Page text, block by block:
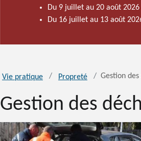
Du 9 juillet au 20 août
Du 16 juillet au 13 août
Vie pratique Propreté Gestion
Gestion des